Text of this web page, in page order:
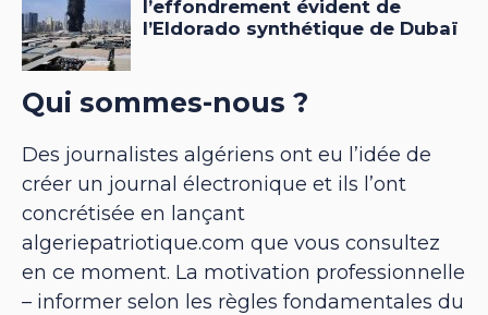
Qui sommes-nous ?
Des journalistes algériens ont eu l’idée de
créer un journal électronique et ils l’ont
concrétisée en lançant
algeriepatriotique.com que vous consultez
en ce moment. La motivation professionnelle
– informer selon les règles fondamentales du